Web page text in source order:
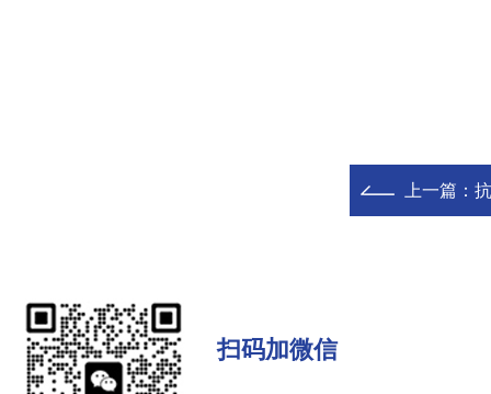
上一篇：
扫码加微信